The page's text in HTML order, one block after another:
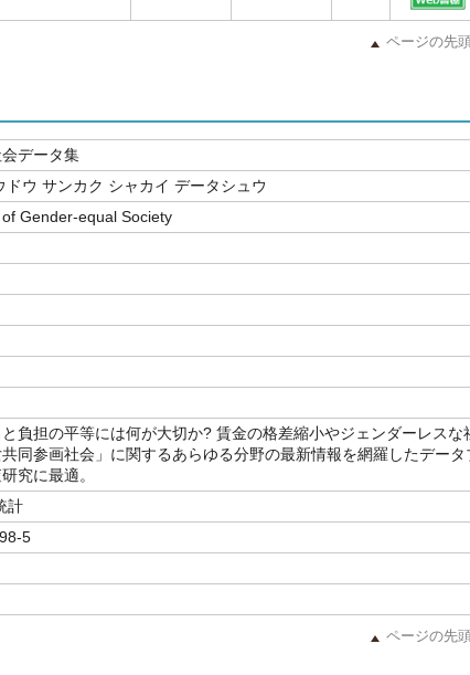
ページの先
データ集
ドウ サンカク シャカイ データシュウ
Gender‐equal Society
負担の平等には何が大切か? 賃金の格差縮小やジェンダーレスな
同参画社会」に関するあらゆる分野の最新情報を網羅したデータ
究に最適。
計
5
ページの先